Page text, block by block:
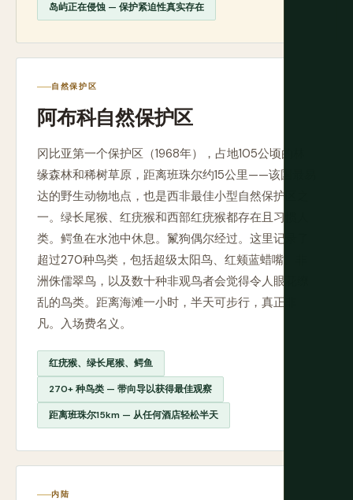
岛屿正在侵蚀 — 保护紧迫性真实存在
自然保护区
阿布科自然保护区
冈比亚第一个保护区（1968年），占地105公顷的林
缘森林和稀树草原，距离班珠尔约15公里——该国最易
达的野生动物地点，也是西非最佳小型自然保护区之
一。绿长尾猴、红疣猴和西部红疣猴都存在且习惯人
类。鳄鱼在水池中休息。鬣狗偶尔经过。这里记录了
超过270种鸟类，包括超级太阳鸟、红颊蓝蜡嘴、非
洲侏儒翠鸟，以及数十种非观鸟者会觉得令人眼花缭
乱的鸟类。距离海滩一小时，半天可步行，真正非
凡。入场费名义。
红疣猴、绿长尾猴、鳄鱼
270+ 种鸟类 — 带向导以获得最佳观察
距离班珠尔15km — 从任何酒店轻松半天
内陆